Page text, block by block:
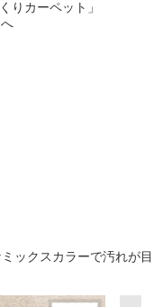
りカーペット」
ックスカラーで汚れが目